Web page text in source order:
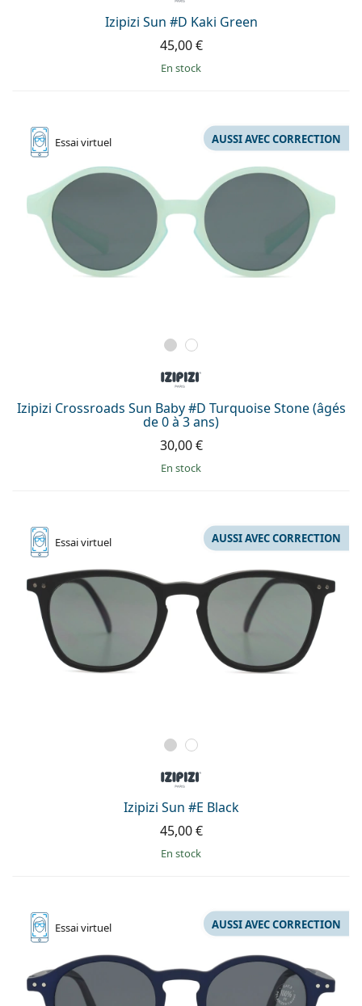
Izipizi Sun #D Kaki Green
45,00 €
en stock
Essaivirtuel
Izipizi Crossroads Sun Baby #D Turquoise Stone (âgés
de 0 à 3 ans)
AUSSI AVEC CORRECTION
30,00 €
en stock
Essaivirtuel
Izipizi Sun #E Black
AUSSI AVEC CORRECTION
45,00 €
en stock
Essaivirtuel AUSSI AVEC CORRECTION